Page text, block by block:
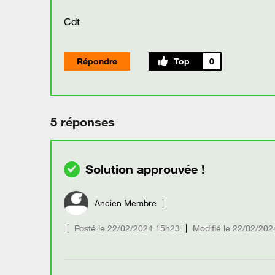
Cdt
Répondre 0
5 réponses
Ancien Membre
Posté le ‎22/02/2024 15h23 Modifié le 22/02/